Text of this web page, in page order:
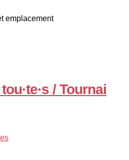
emplacement
/ Tournai